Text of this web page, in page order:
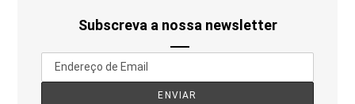
Subscreva a nossa newsletter